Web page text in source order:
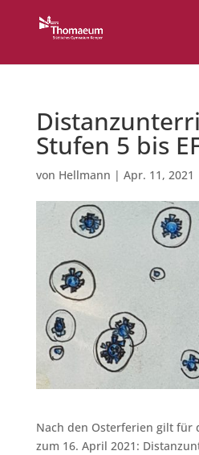
Stufen 5 bis
von Hellmann | Apr. 11, 2021
Nach den Osterferien gilt für
zum 16. April 2021: